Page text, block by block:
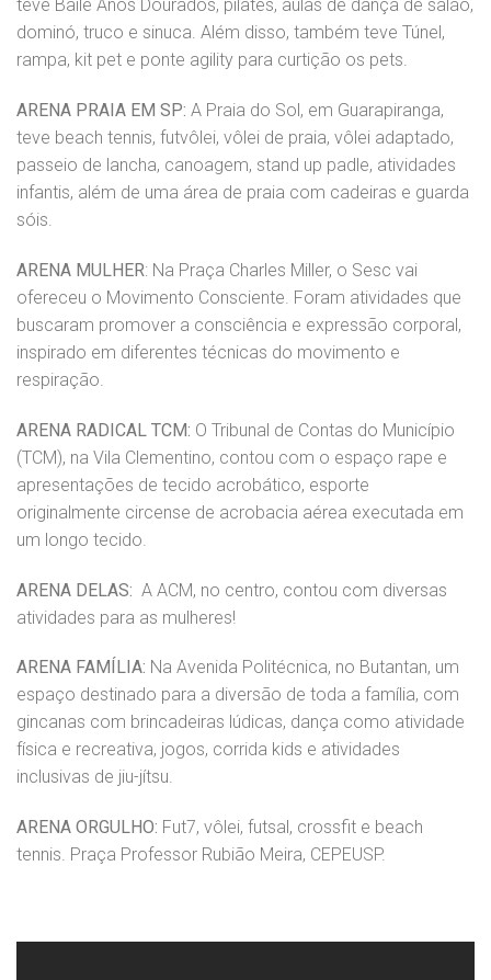
teve Baile Anos Dourados, pilates, aulas de dança de salão,
dominó, truco e sinuca. Além disso, também teve Túnel,
rampa, kit pet e ponte agility para curtição os pets.
ARENA PRAIA EM SP: A Praia do Sol, em Guarapiranga,
teve beach tennis, futvôlei, vôlei de praia, vôlei adaptado,
passeio de lancha, canoagem, stand up padle, atividades
infantis, além de uma área de praia com cadeiras e guarda
sóis.
ARENA MULHER: Na Praça Charles Miller, o Sesc vai
ofereceu o Movimento Consciente. Foram atividades que
buscaram promover a consciência e expressão corporal,
inspirado em diferentes técnicas do movimento e
respiração.
ARENA RADICAL TCM: O Tribunal de Contas do Município
(TCM), na Vila Clementino, contou com o espaço rape e
apresentações de tecido acrobático, esporte
originalmente circense de acrobacia aérea executada em
um longo tecido.
ARENA DELAS: A ACM, no centro, contou com diversas
atividades para as mulheres!
ARENA FAMÍLIA: Na Avenida Politécnica, no Butantan, um
espaço destinado para a diversão de toda a família, com
gincanas com brincadeiras lúdicas, dança como atividade
física e recreativa, jogos, corrida kids e atividades
inclusivas de jiu-jítsu.
ARENA ORGULHO: Fut7, vôlei, futsal, crossfit e beach
tennis. Praça Professor Rubião Meira, CEPEUSP.